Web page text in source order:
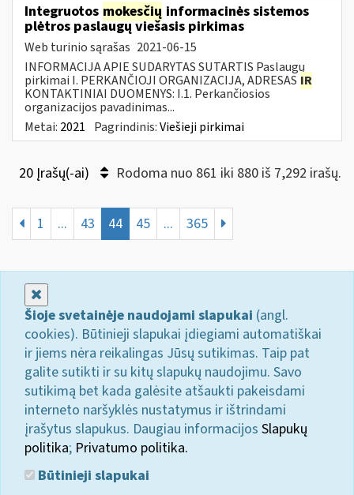
Integruotos mokesčių informacinės sistemos
plėtros paslaugų viešasis pirkimas
Web turinio sąrašas 2021-06-15
INFORMACIJA APIE SUDARYTAS SUTARTIS Paslaugų
pirkimai I. PERKANČIOJI ORGANIZACIJA, ADRESAS IR
KONTAKTINIAI DUOMENYS: I.1. Perkančiosios
organizacijos pavadinimas...
Metai: 2021 Pagrindinis:Viešieji pirkimai
20 Įrašų(-ai) Rodoma nuo 861 iki 880 iš 7,292 irašų.
1 ... 43 44 45 ... 365
Šioje svetainėje naudojami slapukai (angl.
cookies). Būtinieji slapukai įdiegiami automatiškai
ir jiems nėra reikalingas Jūsų sutikimas. Taip pat
galite sutikti ir su kitų slapukų naudojimu. Savo
sutikimą bet kada galėsite atšaukti pakeisdami
interneto naršyklės nustatymus ir ištrindami
įrašytus slapukus. Daugiau informacijos Slapukų
politika; Privatumo politika.
Būtinieji slapukai